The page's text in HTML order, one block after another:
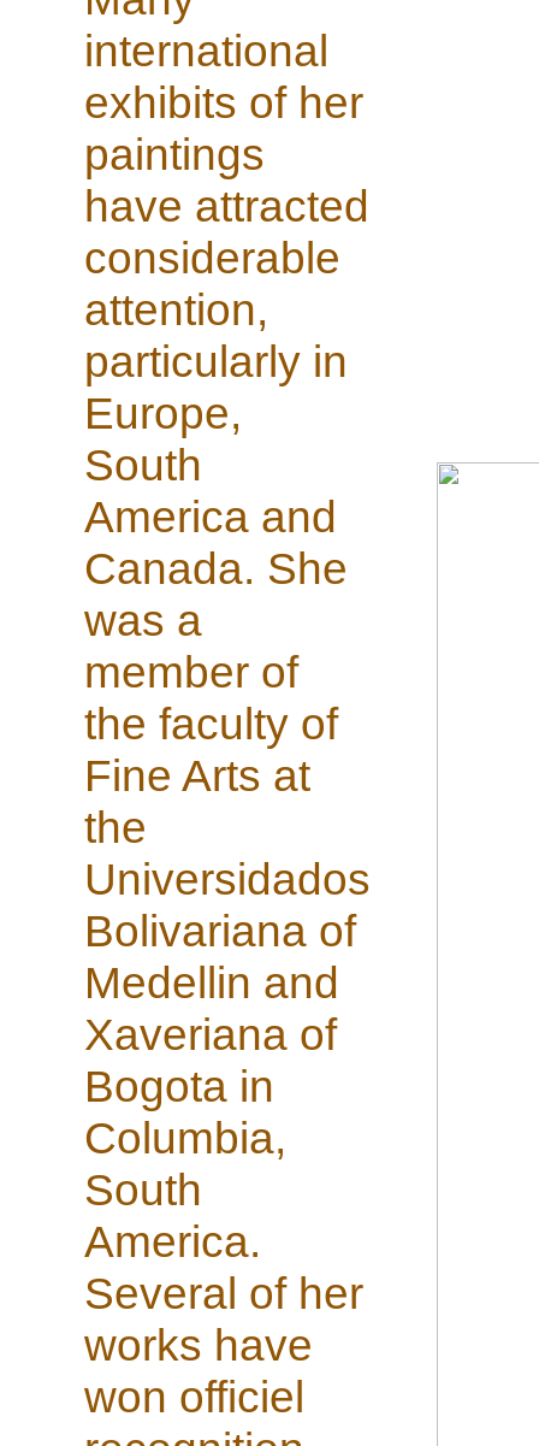
international
exhibits of her
paintings
have attracted
considerable
attention,
particularly in
Europe,
South
America and
Canada. She
was a
member of
the faculty of
Fine Arts at
the
Universidados
Bolivariana of
Medellin and
Xaveriana of
Bogota in
Columbia,
South
America.
Several of her
works have
won officiel